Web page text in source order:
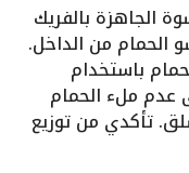
الجاهزة بالفريك
من الداخل.
باستخدام
عدم ملء الحمام
تأكدي من توزيع